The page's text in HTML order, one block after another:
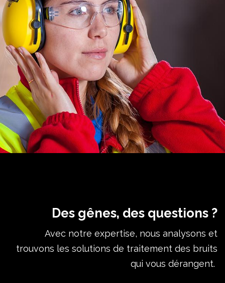
Des gênes, des questions ?
Avec notre expertise, nous analysons et
trouvons les solutions de traitement des bruits
qui vous dérangent.